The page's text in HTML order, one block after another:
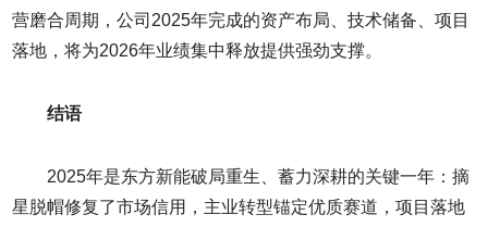
营磨合周期，公司2025年完成的资产布局、技术储备、项目
落地，将为2026年业绩集中释放提供强劲支撑。
结语
2025年是东方新能破局重生、蓄力深耕的关键一年：摘
星脱帽修复了市场信用，主业转型锚定优质赛道，项目落地